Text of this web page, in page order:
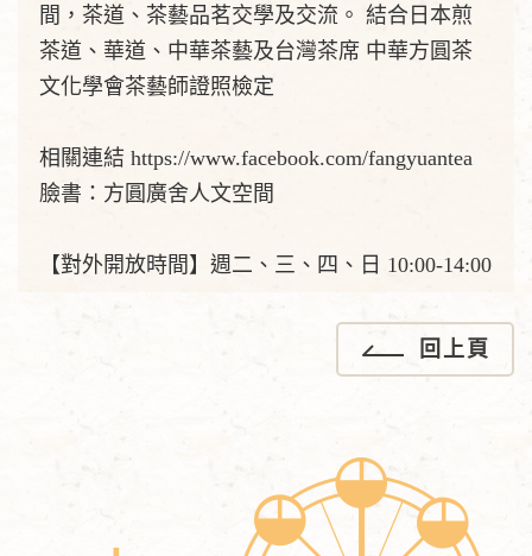
間，茶道、茶藝品茗交學及交流。 結合日本煎
茶道、華道、中華茶藝及台灣茶席 中華方圓茶
文化學會茶藝師證照檢定
相關連結 https://www.facebook.com/fangyuantea
臉書：方圓廣舍人文空間
【對外開放時間】週二、三、四、日 10:00-14:00
回上頁